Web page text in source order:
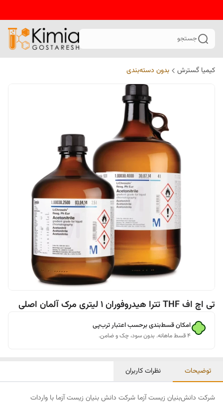
جستجو
کیمیا گسترش بدون دسته‌بندی
تی اچ اف THF تترا هیدروفوران 1 لیتری مرک آلمان اصلی
امکان قسط‌بندی برحسب اعتبار ترب‌پی
۴ قسط ماهانه. بدون سود، چک و ضامن.
توضیحات نظرات کاربران
شرکت دانش‌بنیان زیست آزما شرکت دانش بنیان زیست آزما با واردات